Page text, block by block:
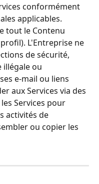
conformément
applicables.
tout le Contenu
L'Entreprise ne
de sécurité,
illégale ou
e-mail ou liens
aux Services via des
Services pour
activités de
ou copier les